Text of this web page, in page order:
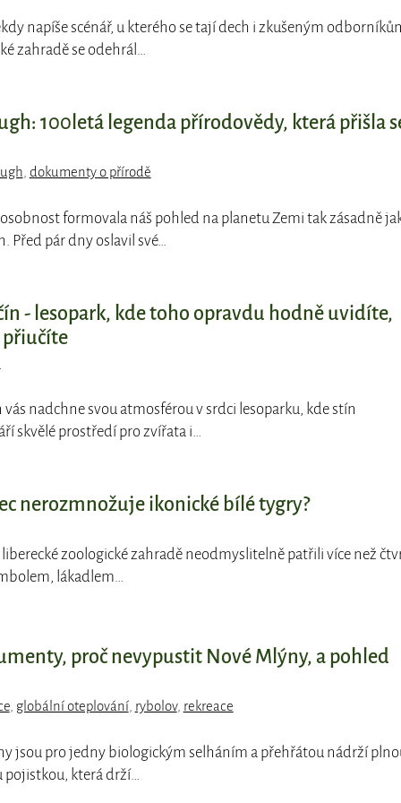
napíše scénář, u kterého se tají dech i zkušeným
zahradě se odehrál…
100letá legenda přírodovědy, která přišla
dokumenty o přírodě
formovala náš pohled na planetu Zemi tak zásadně
Před pár dny oslavil své…
- lesopark, kde toho opravdu hodně uvidíte,
přiučíte
vás nadchne svou atmosférou v srdci lesoparku, kde stín
skvělé prostředí pro zvířata i…
nerozmnožuje ikonické bílé tygry?
zoologické zahradě neodmyslitelně patřili více než
lákadlem…
proč nevypustit Nové Mlýny, a pohled
, globální oteplování, rybolov, rekreace
jsou pro jedny biologickým selháním a přehřátou nádrží
pojistkou, která drží…